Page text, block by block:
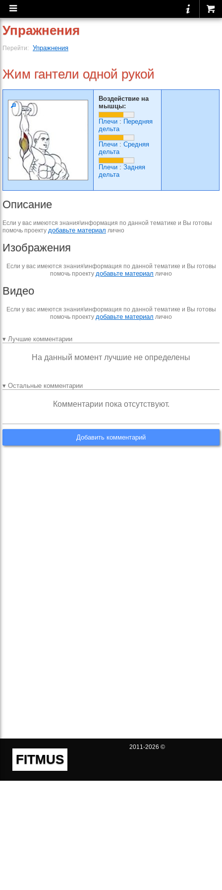
Упражнения
Перейти: Упражнения
Жим гантели одной рукой
Воздействие на
мышцы:
Плечи : Передняя
дельта
Плечи : Средняя
дельта
Плечи : Задняя
дельта
Описание
Если у вас имеются знания\информация по данной тематике и Вы готовы
помочь проекту добавьте материал лично
Изображения
Если у вас имеются знания\информация по данной тематике и Вы готовы
помочь проекту добавьте материал лично
Видео
Если у вас имеются знания\информация по данной тематике и Вы готовы
помочь проекту добавьте материал лично
▾ Лучшие комментарии
На данный момент лучшие не определены
▾ Остальные комментарии
Комментарии пока отсутствуют.
Добавить комментарий
FITMUS
2011-2026 ©